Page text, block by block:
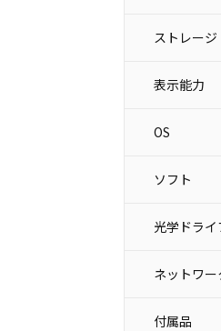
ストレージ
表示能力
OS
ソフト
光学ドライ
ネットワー
付属品